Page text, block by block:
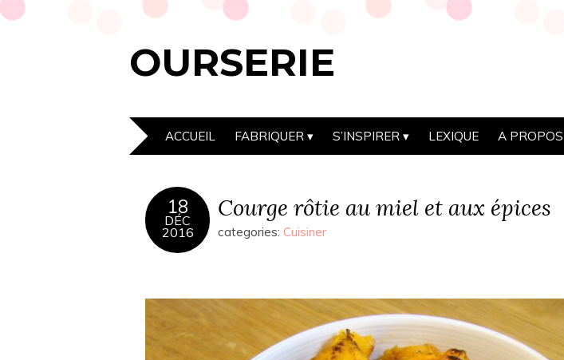
OURSERIE
ACCUEIL FABRIQUER S’INSPIRER LEXIQUE A PROPOS
18
DÉC
2016
Courge rôtie au miel et aux épices
categories: Cuisiner